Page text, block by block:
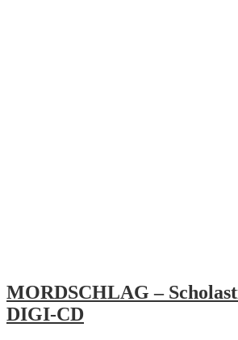
MORDSCHLAG –
DIGI-CD